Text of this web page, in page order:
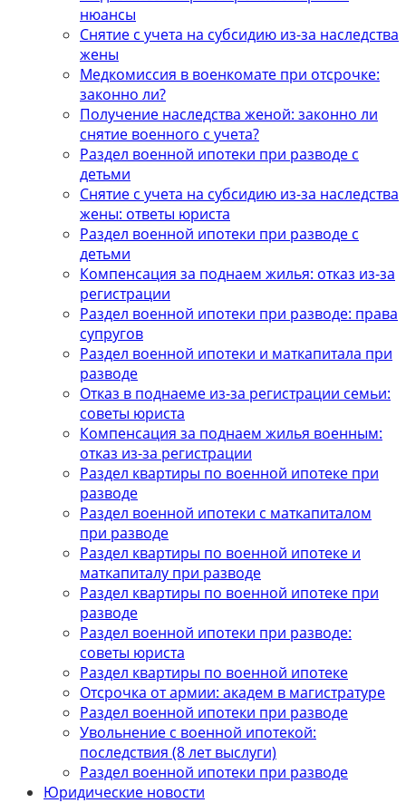
нюансы
Снятие с учета на субсидию из-за наследства
жены
Медкомиссия в военкомате при отсрочке:
законно ли?
Получение наследства женой: законно ли
снятие военного с учета?
Раздел военной ипотеки при разводе с
детьми
Снятие с учета на субсидию из-за наследства
жены: ответы юриста
Раздел военной ипотеки при разводе с
детьми
Компенсация за поднаем жилья: отказ из-за
регистрации
Раздел военной ипотеки при разводе: права
супругов
Раздел военной ипотеки и маткапитала при
разводе
Отказ в поднаеме из-за регистрации семьи:
советы юриста
Компенсация за поднаем жилья военным:
отказ из-за регистрации
Раздел квартиры по военной ипотеке при
разводе
Раздел военной ипотеки с маткапиталом
при разводе
Раздел квартиры по военной ипотеке и
маткапиталу при разводе
Раздел квартиры по военной ипотеке при
разводе
Раздел военной ипотеки при разводе:
советы юриста
Раздел квартиры по военной ипотеке
Отсрочка от армии: академ в магистратуре
Раздел военной ипотеки при разводе
Увольнение с военной ипотекой:
последствия (8 лет выслуги)
Раздел военной ипотеки при разводе
Юридические новости